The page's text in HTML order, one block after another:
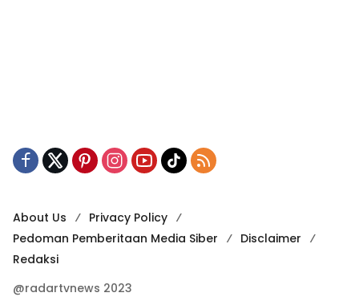
About Us
Privacy Policy
Pedoman Pemberitaan Media Siber
Disclaimer
Redaksi
@radartvnews 2023